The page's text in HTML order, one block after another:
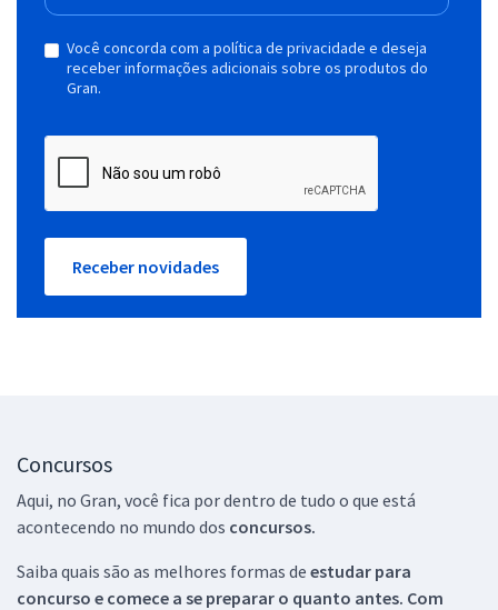
Você concorda com a política de privacidade e deseja
receber informações adicionais sobre os produtos do
Gran.
Receber novidades
Concursos
Aqui, no Gran, você fica por dentro de tudo o que está
acontecendo no mundo dos concursos.
Saiba quais são as melhores formas de estudar para
concurso e comece a se preparar o quanto antes. Com